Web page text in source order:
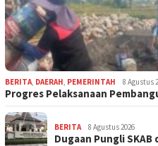
BERITA DAERAH PEMERINTAH 8 Agustus
Progres Pelaksanaan
BERITA 8 Agustus 2026
Dugaan Pungli